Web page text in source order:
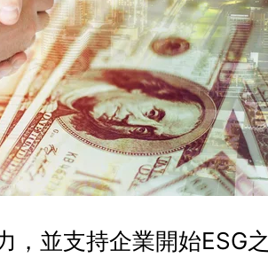
，並支持企業開始ESG之